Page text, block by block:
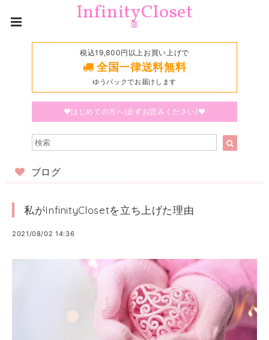
InfinityCloset
®
税込19,800円以上お買い上げで
全国一律送料無料
ゆうパックでお届けします
♥はじめての方へ(必ずお読みください)♥
ブログ
私がInfinityClosetを立ち上げた理由
2021/08/02 14:36